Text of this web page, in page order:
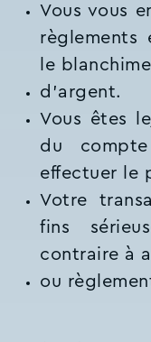
Vous vous
le
d’argent.
Vous êtes
du
effectuer le
Votre
fins
contraire à
ou